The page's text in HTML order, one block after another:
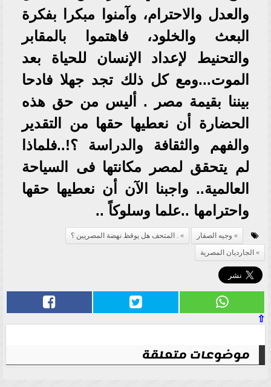
والعدل والاحترام، وآمنوا مبكرا بفكرة
البعث والخلود، فاهتموا بالمقابر
والتحنيط لإعداد الإنسان للحياة بعد
الموت...ومع كل ذلك تجد جهلا فادحا
بيننا بقيمة مصر . أليس من حق هذه
الحضارة أن نعطيها حقها من التقدير
والفهم والثقافة والدراسة ؟!..فلماذا
لم يتحقق لمصر مكانتها فى السياحة
العالمية.. واجبنا الآن أن نعطيها حقها
واحترامها ..علما وسلوكاً ..
وجيه الصقار
. المتحف هل يوقظ نهضة المصريين ؟
الجارديان المصرية
⇧
موضوعات متعلقة